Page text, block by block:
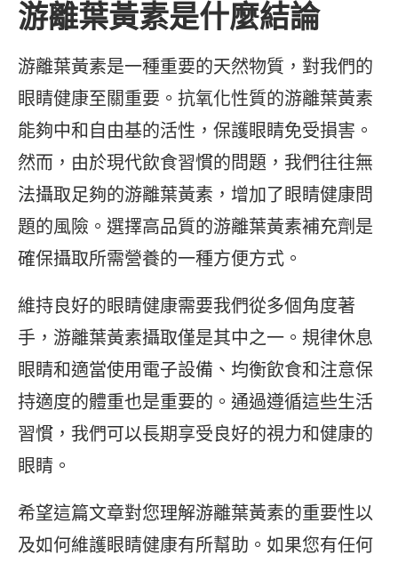
游離葉黃素是什麼結論
游離葉黃素是一種重要的天然物質，對我們的
眼睛健康至關重要。抗氧化性質的游離葉黃素
能夠中和自由基的活性，保護眼睛免受損害。
然而，由於現代飲食習慣的問題，我們往往無
法攝取足夠的游離葉黃素，增加了眼睛健康問
題的風險。選擇高品質的游離葉黃素補充劑是
確保攝取所需營養的一種方便方式。
維持良好的眼睛健康需要我們從多個角度著
手，游離葉黃素攝取僅是其中之一。規律休息
眼睛和適當使用電子設備、均衡飲食和注意保
持適度的體重也是重要的。通過遵循這些生活
習慣，我們可以長期享受良好的視力和健康的
眼睛。
希望這篇文章對您理解游離葉黃素的重要性以
及如何維護眼睛健康有所幫助。如果您有任何